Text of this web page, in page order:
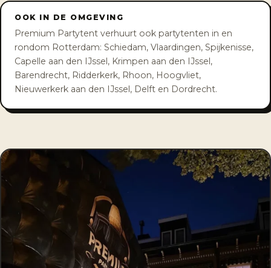
OOK IN DE OMGEVING
Premium Partytent verhuurt ook partytenten in en
rondom Rotterdam: Schiedam, Vlaardingen, Spijkenisse,
Capelle aan den IJssel, Krimpen aan den IJssel,
Barendrecht, Ridderkerk, Rhoon, Hoogvliet,
Nieuwerkerk aan den IJssel, Delft en Dordrecht.